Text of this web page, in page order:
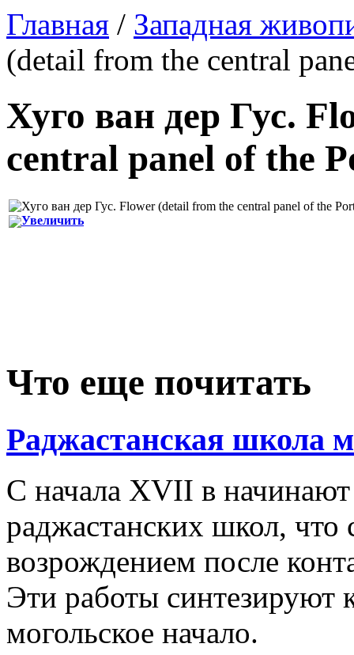
Главная / Западная
(detail from the central
Хуго ван дер Гус.
central panel of the
Увеличить
Что еще почитать
Раджастанская школа
С начала XVII в
раджастанских школ,
возрождением после
Эти работы синтезируют
могольское начало.